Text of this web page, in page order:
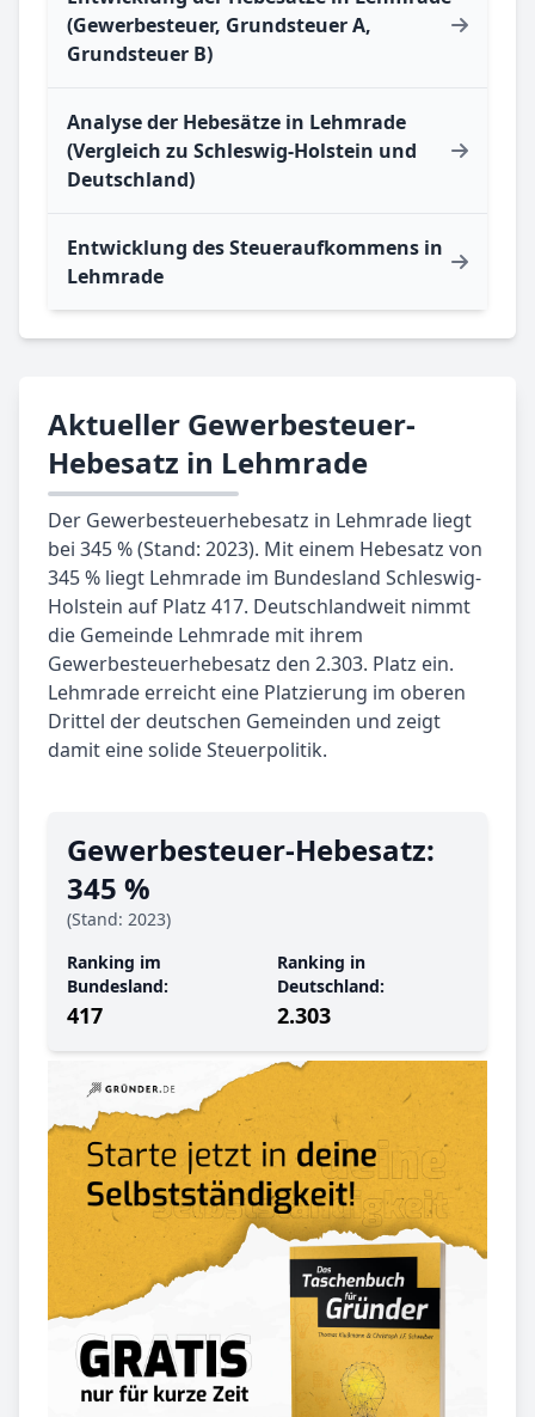
(Gewerbesteuer, Grundsteuer A,
Grundsteuer B)
Analyse der Hebesätze in Lehmrade
(Vergleich zu Schleswig-Holstein und
Deutschland)
Entwicklung des Steueraufkommens in
Lehmrade
Aktueller Gewerbesteuer-
Hebesatz in Lehmrade
Der Gewerbesteuerhebesatz in Lehmrade liegt
bei 345 % (Stand: 2023). Mit einem Hebesatz von
345 % liegt Lehmrade im Bundesland Schleswig-
Holstein auf Platz 417. Deutschlandweit nimmt
die Gemeinde Lehmrade mit ihrem
Gewerbesteuerhebesatz den 2.303. Platz ein.
Lehmrade erreicht eine Platzierung im oberen
Drittel der deutschen Gemeinden und zeigt
damit eine solide Steuerpolitik.
Gewerbe­steuer-Hebe­satz:
345 %
(Stand: 2023)
Ranking im
Bundesland:
417
Ranking in
Deutschland:
2.303